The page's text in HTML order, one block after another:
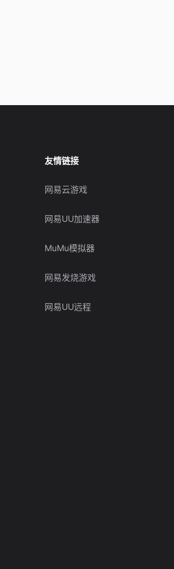
友情链接
网易云游戏
网易UU加速器
MuMu模拟器
网易发烧游戏
网易UU远程